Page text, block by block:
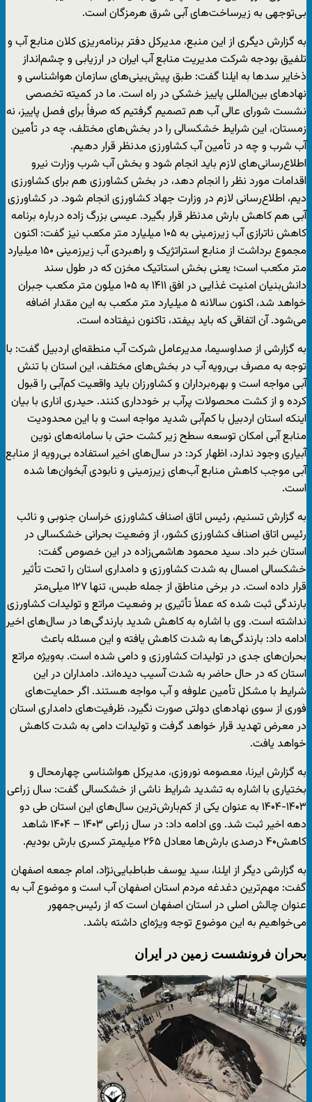
بی‌توجهی به زیرساخت‌های آبی شرق هرمزگان است.
به گزارش دیگری از این منبع، مدیرکل دفتر برنامه‌ریزی کلان منابع آب و
تلفیق بودجه شرکت مدیریت منابع آب ایران در ارزیابی و چشم‌انداز
ذخایر سدها به ایلنا گفت: طبق پیش‌بینی‌های سازمان هواشناسی و
نهادهای بین‌المللی پاییز خشکی در راه است. ما در کمیته تخصصی
نشست شورای عالی آب هم تصمیم گرفتیم که صرفاً برای فصل پاییز، نه
زمستان، این شرایط خشکسالی را در بخش‌های مختلف، چه در تأمین
آب شرب و چه در تأمین آب کشاورزی مدنظر قرار دهیم.
اطلاع‌رسانی‌های لازم باید انجام شود و بخش آب شرب وزارت نیرو
اقدامات مورد نظر را انجام دهد، در بخش کشاورزی هم برای کشاورزی
دیم، اطلاع‌رسانی لازم در وزارت جهاد کشاورزی انجام شود. در کشاورزی
آبی هم کاهش بارش مدنظر قرار بگیرد. عیسی بزرگ زاده درباره برنامه
کاهش ناترازی آب زیرزمینی به ۱۰۵ میلیارد متر مکعب نیز گفت: اکنون
مجموع برداشت از منابع استراتژیک و راهبردی آب زیرزمینی ۱۵۰ میلیارد
متر مکعب است؛ یعنی بخش استاتیک مخزن که در طول سند
دانش‌بنیان امنیت غذایی در افق ۱۴۱۱ به ۱۰۵ میلون متر مکعب جبران
خواهد شد، اکنون سالانه ۵ میلیارد متر مکعب به این مقدار اضافه
می‌شود. آن اتفاقی که باید بیفتد، تاکنون نیفتاده است.
به گزارشی از صداوسیما، مدیرعامل شرکت آب منطقه‌ای اردبیل گفت: با
توجه به مصرف بی‌رویه آب در بخش‌های مختلف، این استان با تنش
آبی مواجه است و بهره‌برداران و کشاورزان باید واقعیت کم‌آبی را قبول
کرده و از کشت محصولات پرآب بر خودداری کنند. حیدری اناری با بیان
اینکه استان اردبیل با کم‌آبی شدید مواجه است و با این محدودیت
منابع آبی امکان توسعه سطح زیر کشت حتی با سامانه‌های نوین
آبیاری وجود ندارد، اظهار کرد: در سال‌های اخیر استفاده بی‌رویه از منابع
آبی موجب کاهش منابع آب‌های زیرزمینی و نابودی آبخوان‌ها شده
است.
به گزارش تسنیم، رئیس اتاق اصناف کشاورزی خراسان جنوبی و نائب
رئیس اتاق اصناف کشاورزی کشور، از وضعیت بحرانی خشکسالی در
استان خبر داد. سید محمود هاشمی‌زاده در این خصوص گفت:
خشکسالی امسال به شدت کشاورزی و دامداری استان را تحت تأثیر
قرار داده است. در برخی مناطق از جمله طبس، تنها ۱۲۷ میلی‌متر
بارندگی ثبت شده که عملاً تأثیری بر وضعیت مراتع و تولیدات کشاورزی
نداشته است. وی با اشاره به کاهش شدید بارندگی‌ها در سال‌های اخیر
ادامه داد: بارندگی‌ها به شدت کاهش یافته و این مسئله باعث
بحران‌های جدی در تولیدات کشاورزی و دامی شده است. به‌ویژه مراتع
استان که در حال حاضر به شدت آسیب دیده‌اند. دامداران در این
شرایط با مشکل تأمین علوفه و آب مواجه هستند. اگر حمایت‌های
فوری از سوی نهادهای دولتی صورت نگیرد، ظرفیت‌های دامداری استان
در معرض تهدید قرار خواهد گرفت و تولیدات دامی به شدت کاهش
خواهد یافت.
به گزارش ایرنا، معصومه نوروزی، مدیرکل هواشناسی چهارمحال و
بختیاری با اشاره به تشدید شرایط ناشی از خشکسالی گفت: سال زراعی
۱۴۰۳-۱۴۰۴ به عنوان یکی از کم‌بارش‌ترین سال‌های این استان طی دو
دهه اخیر ثبت شد. وی ادامه داد: در سال زراعی ۱۴۰۳ – ۱۴۰۴ شاهد
کاهش۴۰ درصدی بارش‌ها معادل ۲۶۵ میلیمتر کسری بارش بودیم.
به گزارشی دیگر از ایلنا، سید یوسف طباطبایی‌نژاد، امام جمعه اصفهان
گفت: مهم‌ترین دغدغه مردم استان اصفهان آب است و موضوع آب به
عنوان چالش اصلی در استان اصفهان است که از رئیس‌جمهور
می‌خواهیم به این موضوع توجه ویژه‌ای داشته باشد.
بحران فرونشست زمین در ایران